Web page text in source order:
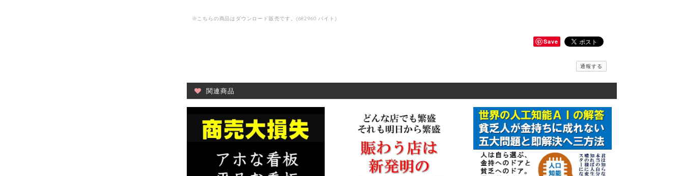
※こちらの商品はダウンロード販売です。(682960 バイト)
Save
通報する
関連商品